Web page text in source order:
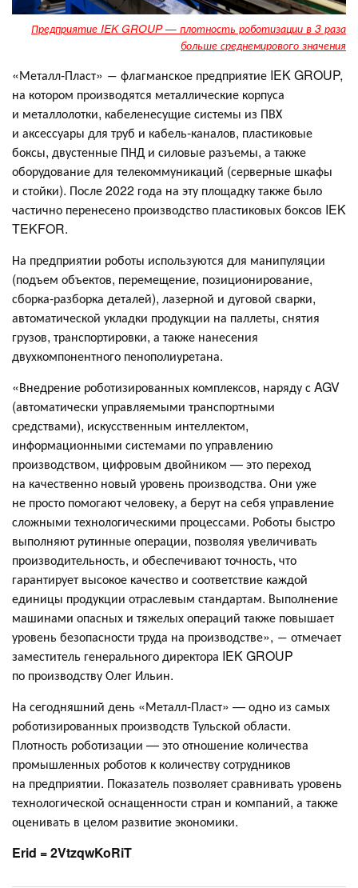
Предприятие IEK GROUP — плотность роботизации в 3 раза
больше среднемирового значения
«Металл-Пласт» ― флагманское предприятие IEK GROUP,
на котором производятся металлические корпуса
и металлолотки, кабеленесущие системы из ПВХ
и аксессуары для труб и кабель-каналов, пластиковые
боксы, двустенные ПНД и силовые разъемы, а также
оборудование для телекоммуникаций (серверные шкафы
и стойки). После 2022 года на эту площадку также было
частично перенесено производство пластиковых боксов IEK
TEKFOR.
На предприятии роботы используются для манипуляции
(подъем объектов, перемещение, позиционирование,
сборка-разборка деталей), лазерной и дуговой сварки,
автоматической укладки продукции на паллеты, снятия
грузов, транспортировки, а также нанесения
двухкомпонентного пенополиуретана.
«Внедрение роботизированных комплексов, наряду с AGV
(автоматически управляемыми транспортными
средствами), искусственным интеллектом,
информационными системами по управлению
производством, цифровым двойником — это переход
на качественно новый уровень производства. Они уже
не просто помогают человеку, а берут на себя управление
сложными технологическими процессами. Роботы быстро
выполняют рутинные операции, позволяя увеличивать
производительность, и обеспечивают точность, что
гарантирует высокое качество и соответствие каждой
единицы продукции отраслевым стандартам. Выполнение
машинами опасных и тяжелых операций также повышает
уровень безопасности труда на производстве», ― отмечает
заместитель генерального директора IEK GROUP
по производству Олег Ильин.
На сегодняшний день «Металл-Пласт» — одно из самых
роботизированных производств Тульской области.
Плотность роботизации — это отношение количества
промышленных роботов к количеству сотрудников
на предприятии. Показатель позволяет сравнивать уровень
технологической оснащенности стран и компаний, а также
оценивать в целом развитие экономики.
Erid = 2VtzqwKoRiT